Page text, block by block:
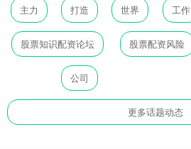
主力 打造 世界 工作
股票知识配资论坛 股票配资风险
公司
更多话题动态